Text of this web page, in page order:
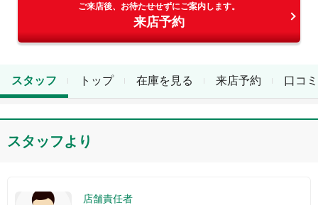
ご来店後、お待たせせずにご案内します。
来店予約
トップ 在庫を見る 来店予約 口コミ
スタッフ
スタッフより
店舗責任者